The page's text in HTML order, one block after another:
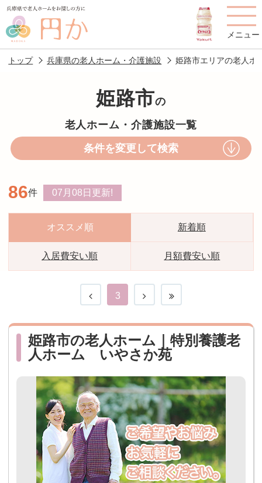
メニュー
老人ホームを
円かについて 費用について
老人ホームの種類
スタッフ紹介
おすすめ施設特集 施設関係者の方へ
トップ 兵庫県の老人ホーム・介護施設 姫路市エリアの老人ホ
姫路市の
老人ホーム・介護施設一覧
条件を変更して検索
86件 07月08日 更新!
オススメ順 新着順
入居費安い順 月額費安い順
3
姫路市の老人ホーム｜特別養護老
人ホーム いやさか苑